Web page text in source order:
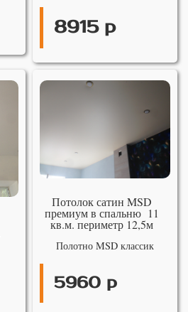
8915 р
Потолок сатин MSD
премиум в спальню 11
кв.м. периметр 12,5м
Полотно MSD классик
5960 р